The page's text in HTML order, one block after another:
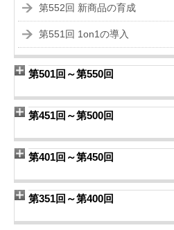
第552回 新商品の育成
第551回 1on1の導入
第501回～第550回
第451回～第500回
第401回～第450回
第351回～第400回